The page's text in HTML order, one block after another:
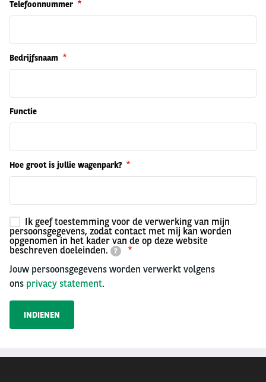
Telefoonnummer
Bedrijfsnaam
Functie
Hoe groot is jullie wagenpark?
Ik geef toestemming voor de verwerking van mijn
persoonsgegevens, zodat contact met mij kan worden
opgenomen in het kader van de op deze website
beschreven doeleinden.
?
Jouw persoonsgegevens worden verwerkt volgens
ons privacy statement.